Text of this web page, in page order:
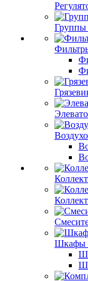
Группы
Шкафы